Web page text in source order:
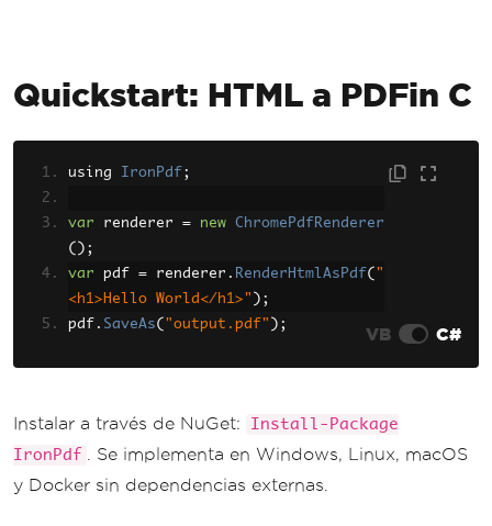
Quickstart: HTML a PDFin C
using IronPdf ;
var renderer = new
ChromePdfRenderer
();
var pdf = renderer . RenderHtmlAsPdf( "
<h1>Hello World</h1>" );
pdf . SaveAs( "output.pdf" ); VB C#
Instalar a través de NuGet:
Install-Package
IronPdf
. Se implementa en Windows, Linux, macOS
y Docker sin dependencias externas.